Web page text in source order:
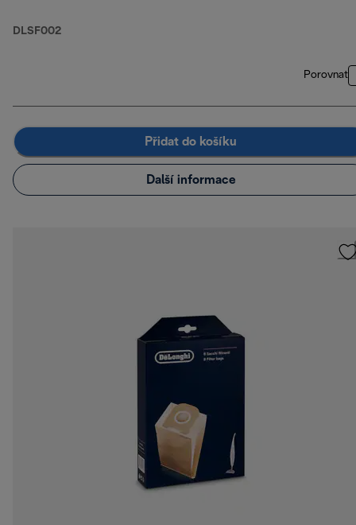
DLSF002
Porovnat
Přidat do košíku
Další informace